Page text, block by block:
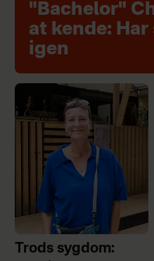
"Bachelor"
at kende:
igen
Trods sygdom: